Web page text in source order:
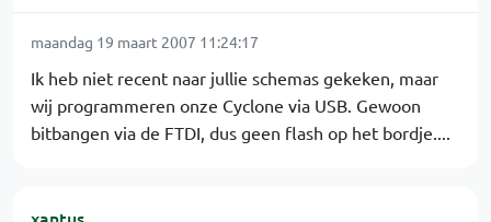
maandag 19 maart 2007 11:24:17
Ik heb niet recent naar jullie schemas gekeken, maar
wij programmeren onze Cyclone via USB. Gewoon
bitbangen via de FTDI, dus geen flash op het bordje....